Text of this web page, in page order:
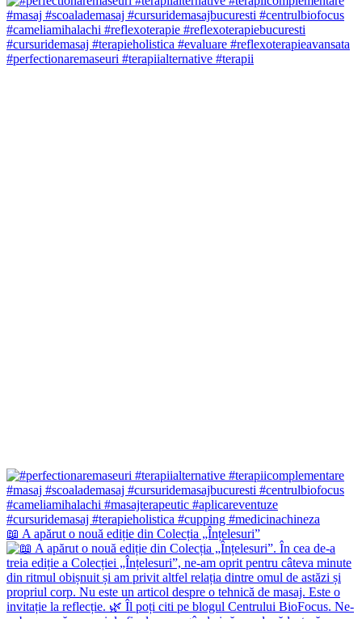
#perfectionaremaseuri #terapiialternative #terapii
📖 A apărut o nouă ediție din Colecția „Înțelesuri”